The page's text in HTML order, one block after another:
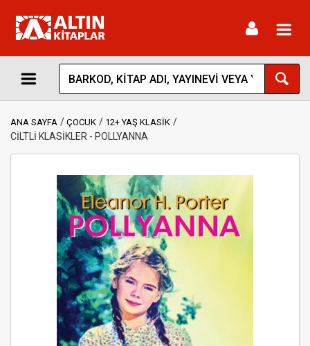
ANA SAYFA ÇOCUK 12+ YAŞ KLASİK
CİLTLİ KLASİKLER - POLLYANNA